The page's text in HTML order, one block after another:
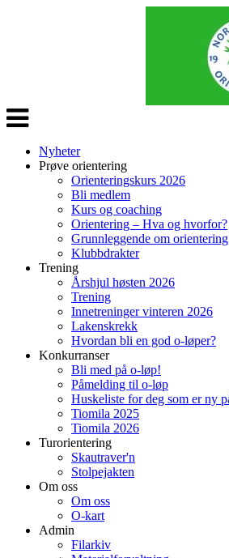
Veksle
navigasjon
Nyheter
Prøve orientering
Orienteringskurs 2026
Bli medlem
Kurs og coaching
Orientering – Hva og hvorfor?
Grunnleggende om orientering
Klubbdrakter
Trening
Årshjul høsten 2026
Trening
Innetreninger vinteren 2026
Lakenskrekk
Hvordan bli en god o-løper?
Konkurranser
Bli med på o-løp!
Påmelding til o-løp
Huskeliste for deg som er ny
Tiomila 2025
Tiomila 2026
Turorientering
Skautraver'n
Stolpejakten
Om oss
Om oss
O-kart
Admin
Filarkiv